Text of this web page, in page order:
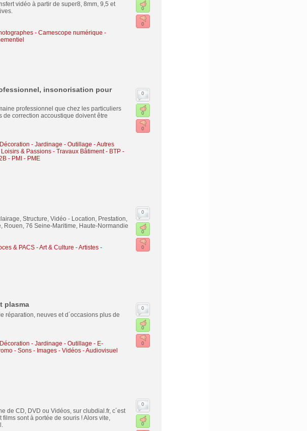
vidéo à partir de super8, 8mm, 9,5 et
- Camescope numérique -
0
0
insonorisation pour
professionnel que chez les particuliers
correction accoustique doivent être
- Jardinage - Outillage -Autres
& Passions- Travaux Bâtiment - BTP -
- PMI - PME
0
0
0
Structure, Vidéo - Location, Prestation,
Rouen, 76 Seine-Maritime, Haute-Normandie
& PACS-Art & Culture - Artistes -
0
0
0
plasma
réparation, neuves et d´occasions plus de
- Jardinage - Outillage - E-
- Sons - Images - Vidéos - Audiovisuel
0
0
0
de CD, DVD ou Vidéos, sur clubdial.fr, c´est
sont à portée de souris ! Alors vite,
0
0